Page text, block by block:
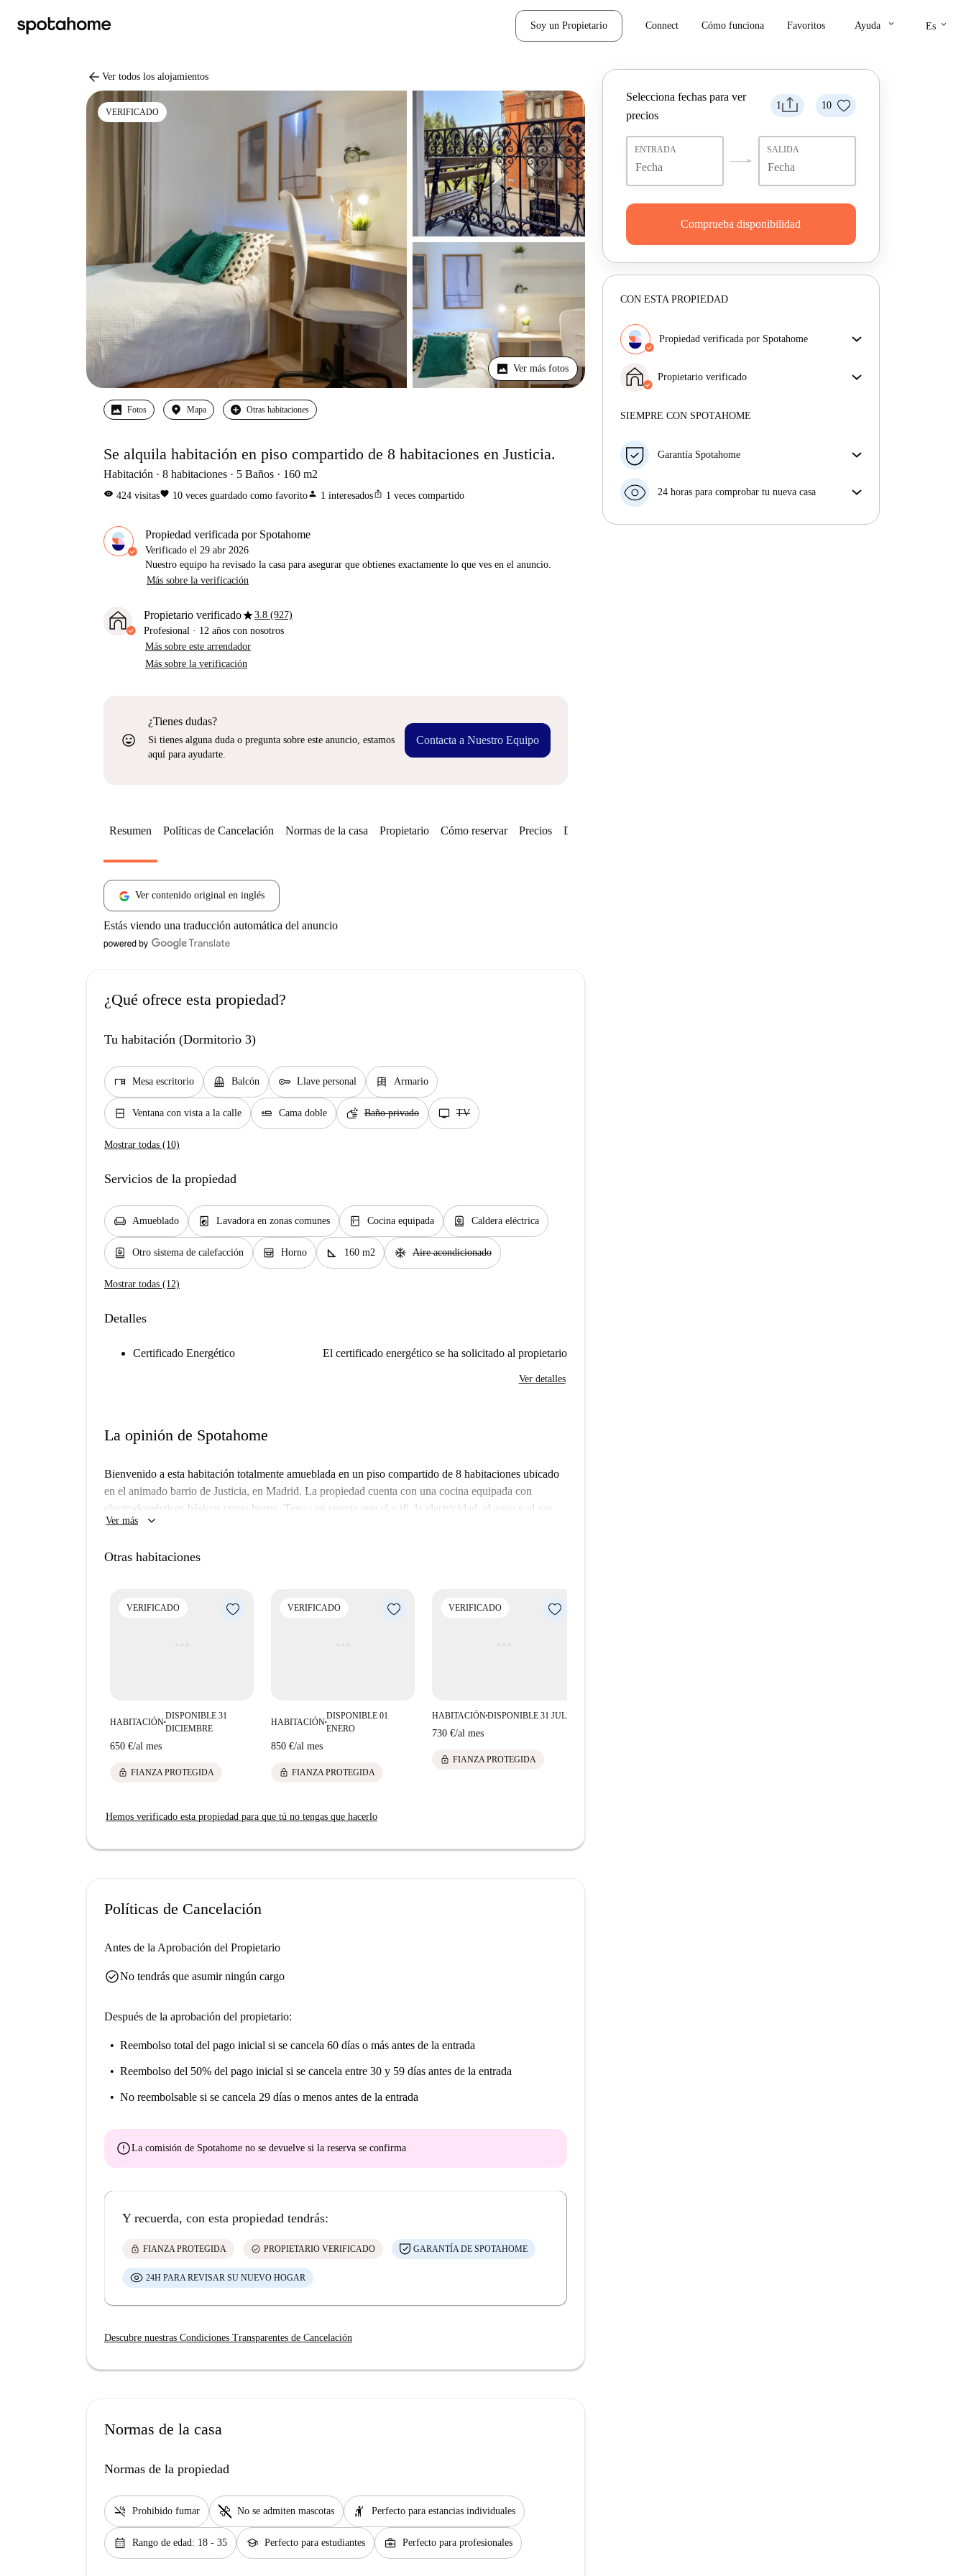
Soy un Propietario Connect Cómo funciona Favoritos Ayuda keyboard_arrow_down Es keyboard_arrow_down
arrow_back Ver todos los alojamientos
VERIFICADO
Ver más fotos
Fotos Mapa Otras habitaciones
Se alquila habitación en piso compartido de 8 habitaciones en Justicia.
Habitación 8 habitaciones 5 Baños 160 m2
visibility 424 visitasfavorite 10 veces guardado como favoritoperson 1 interesadosios_share 1 veces compartido
Propiedad verificada por Spotahome
Verificado el 29 abr 2026
Nuestro equipo ha revisado la casa para asegurar que obtienes exactamente lo que ves en el anuncio.
Más sobre la verificación
Propietario verificadostar3.8 (927)
Profesional · 12 años con nosotros
Más sobre este arrendador
Más sobre la verificación
sentiment_very_satisfied
¿Tienes dudas?
Si tienes alguna duda o pregunta sobre este anuncio, estamos
aquí para ayudarte.
Contacta a Nuestro Equipo
1 10
Selecciona fechas para ver
precios
ENTRADA SALIDA
Comprueba disponibilidad
CON ESTA PROPIEDAD
Propiedad verificada por Spotahome
obtienes exactamente lo que ves en el anuncio.
Más sobre la verificación
Propietario verificado
Más sobre este arrendador
SIEMPRE CON SPOTAHOME
Garantía Spotahome
horas previas a la fecha de entrada, Spotahome A) te
el hotel hasta que encuentres nueva casa o B) te hará
24 horas para comprobar tu nueva casa
Resumen Políticas de Cancelación Normas de la casa Propietario Cómo reservar Precios Disponibilidades
Ver contenido original en inglés
Estás viendo una traducción automática del anuncio
¿Qué ofrece esta propiedad?
Tu habitación (Dormitorio 3)
desk Mesa escritorio balcony Balcón key Llave personal dresser Armario
window_closed Ventana con vista a la calle airline_seat_flat Cama doble soap Baño privado tv TV
Mostrar todas (10)
Servicios de la propiedad
chair Amueblado local_laundry_service Lavadora en zonas comunes kitchen Cocina equipada water_heater Caldera eléctrica
water_heater Otro sistema de calefacción oven_gen Horno square_foot 160 m2 ac_unit Aire acondicionado
Mostrar todas (12)
Detalles
Certificado Energético El certificado energético se ha solicitado al propietario
Ver detalles
La opinión de Spotahome
Bienvenido a esta habitación totalmente amueblada en un piso compartido de 8 habitaciones ubicado
en el animado barrio de Justicia, en Madrid. La propiedad cuenta con una cocina equipada con
electrodomésticos básicos como horno. Tenga en cuenta que el wifi, la electricidad, el agua y el gas
no están incluidos en el alquiler y se contratan directamente con el propietario. Este piso es perfecto
fiabilidad y los contratos son válidos para la obtención del permiso de residencia. Spotahome ha
Este piso se encuentra cerca de varios lugares emblemáticos de Justicia. A pocos pasos, encontrará la
Ver más keyboard_arrow_down
Otras habitaciones
VERIFICADO
HABITACIÓN■
DISPONIBLE 31
DICIEMBRE
650 €/al mes
lock FIANZA PROTEGIDA
VERIFICADO
HABITACIÓN■
DISPONIBLE 01
ENERO
850 €/al mes
lock FIANZA PROTEGIDA
VERIFICADO
HABITACIÓN■DISPONIBLE 31 JULIO
730 €/al mes
lock FIANZA PROTEGIDA
Hemos verificado esta propiedad para que tú no tengas que hacerlo
Políticas de Cancelación
Antes de la Aprobación del Propietario
check_circleNo tendrás que asumir ningún cargo
Después de la aprobación del propietario:
Reembolso total del pago inicial si se cancela 60 días o más antes de la entrada
Reembolso del 50% del pago inicial si se cancela entre 30 y 59 días antes de la entrada
No reembolsable si se cancela 29 días o menos antes de la entrada
errorLa comisión de Spotahome no se devuelve si la reserva se confirma
Y recuerda, con esta propiedad tendrás:
lock FIANZA PROTEGIDA check_circle PROPIETARIO VERIFICADO GARANTÍA DE SPOTAHOME
24H PARA REVISAR SU NUEVO HOGAR
Descubre nuestras Condiciones Transparentes de Cancelación
Normas de la casa
Normas de la propiedad
smoke_free Prohibido fumar pet_supplies No se admiten mascotas hail Perfecto para estancias individuales
calendar_month Rango de edad: 18 - 35 school Perfecto para estudiantes business_center Perfecto para profesionales